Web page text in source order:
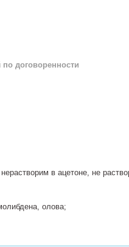
по договоренности
в ацетоне, не
олова;